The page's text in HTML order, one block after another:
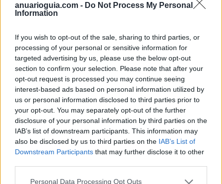
anuarioguia.com - Do Not Process My Personal
Information
If you wish to opt-out of the sale, sharing to third parties, or
processing of your personal or sensitive information for
targeted advertising by us, please use the below opt-out
section to confirm your selection. Please note that after your
opt-out request is processed you may continue seeing
interest-based ads based on personal information utilized by
us or personal information disclosed to third parties prior to
your opt-out. You may separately opt-out of the further
disclosure of your personal information by third parties on the
IAB’s list of downstream participants. This information may
also be disclosed by us to third parties on the IAB’s List of
Downstream Participants that may further disclose it to other
Personal Data Processing Opt Outs